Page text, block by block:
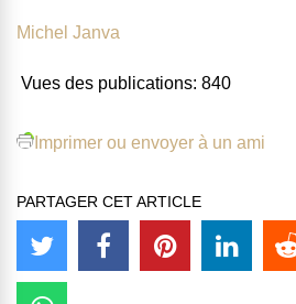
Michel Janva
Vues des publications: 840
Imprimer ou envoyer à un ami
PARTAGER CET ARTICLE